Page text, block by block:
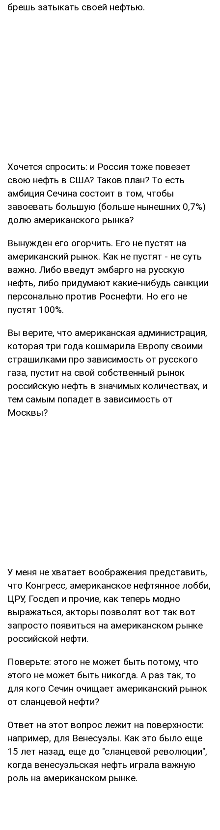
брешь затыкать своей нефтью.
Хочется спросить: и Россия тоже повезет
свою нефть в США? Таков план? То есть
амбиция Сечина состоит в том, чтобы
завоевать большую (больше нынешних 0,7%)
долю американского рынка?
Вынужден его огорчить. Его не пустят на
американский рынок. Как не пустят - не суть
важно. Либо введут эмбарго на русскую
нефть, либо придумают какие-нибудь санкции
персонально против Роснефти. Но его не
пустят 100%.
Вы верите, что американская администрация,
которая три года кошмарила Европу своими
страшилками про зависимость от русского
газа, пустит на свой собственный рынок
российскую нефть в значимых количествах, и
тем самым попадет в зависимость от
Москвы?
У меня не хватает воображения представить,
что Конгресс, американское нефтянное лобби,
ЦРУ, Госдеп и прочие, как теперь модно
выражаться, акторы позволят вот так вот
запросто появиться на американском рынке
российской нефти.
Поверьте: этого не может быть потому, что
этого не может быть никогда. А раз так, то
для кого Сечин очищает американский рынок
от сланцевой нефти?
Ответ на этот вопрос лежит на поверхности:
например, для Венесуэлы. Как это было еще
15 лет назад, еще до "сланцевой революции",
когда венесуэльская нефть играла важную
роль на американском рынке.